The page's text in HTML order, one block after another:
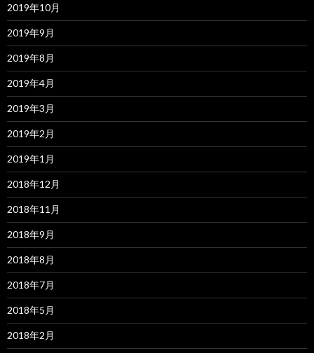
2019年10月
2019年9月
2019年8月
2019年4月
2019年3月
2019年2月
2019年1月
2018年12月
2018年11月
2018年9月
2018年8月
2018年7月
2018年5月
2018年2月